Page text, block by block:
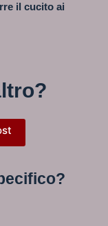
il cucito ai